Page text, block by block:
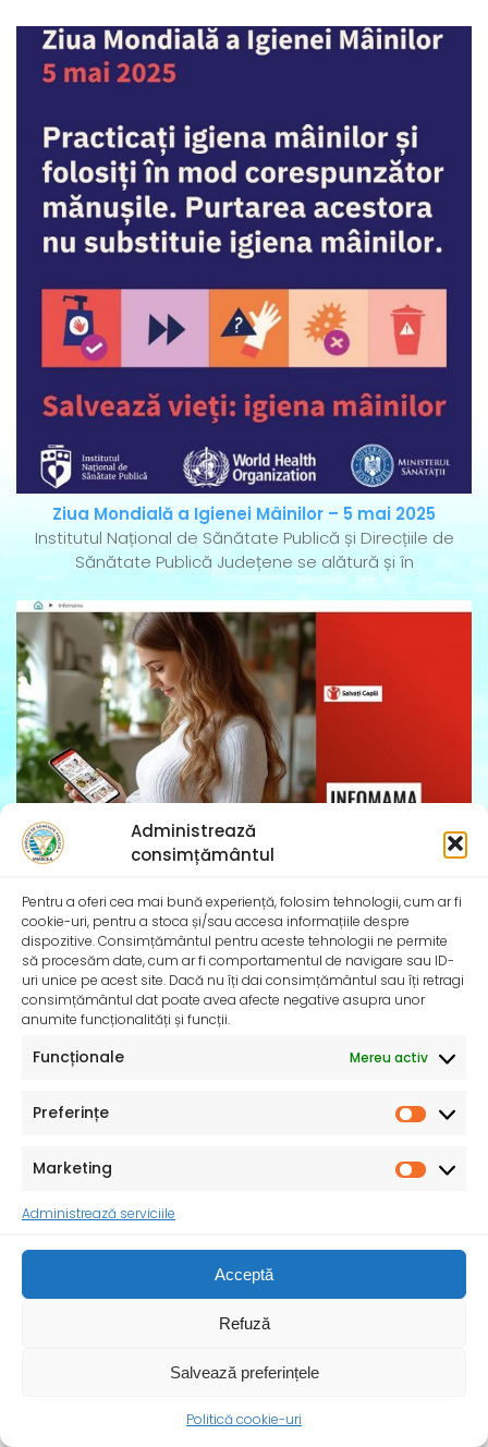
Administrează
consimțământul
Pentru a oferi cea mai bună experiență, folosim tehnologii, cum ar fi
cookie-uri, pentru a stoca și/sau accesa informațiile despre
dispozitive. Consimțământul pentru aceste tehnologii ne permite
să procesăm date, cum ar fi comportamentul de navigare sau ID-
uri unice pe acest site. Dacă nu îți dai consimțământul sau îți retragi
consimțământul dat poate avea afecte negative asupra unor
anumite funcționalități și funcții.
Funcționale Mereu activ
Preferințe
Marketing
Administrează serviciile
Acceptă
Refuză
Salvează preferințele
Politică cookie-uri
Ziua Mondială a Igienei Mâinilor – 5 mai 2025
Institutul Național de Sănătate Publică și Direcțiile de
Sănătate Publică Județene se alătură și în
primul an de viață al copilului
De peste 35 de ani, Organizația Salvați Copiii
desfășoară activități dedicate promovării și apărării
drepturilor
Ziua Mondială a Sănătății – 7 aprilie 2025